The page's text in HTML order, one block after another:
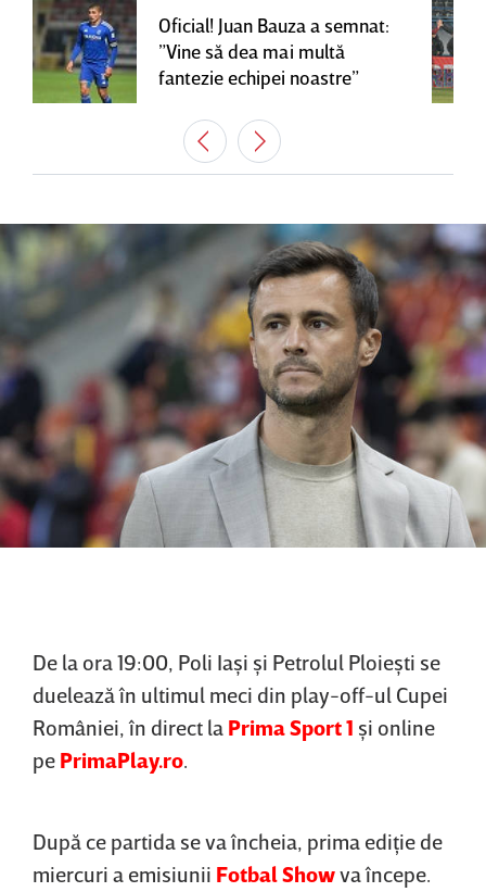
Oficial! Juan Bauza a semnat:
”Vine să dea mai multă
fantezie echipei noastre”
De la ora 19:00, Poli Iaşi şi Petrolul Ploieşti se
duelează în ultimul meci din play-off-ul Cupei
României, în direct la Prima Sport 1 şi online
pe PrimaPlay.ro.
După ce partida se va încheia, prima ediţie de
miercuri a emisiunii Fotbal Showva începe.